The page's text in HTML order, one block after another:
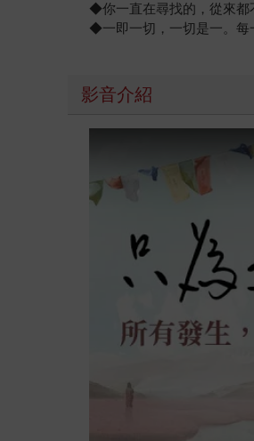
◆你一直在尋找的，從來都
◆一即一切，一切是一。每
影音介紹